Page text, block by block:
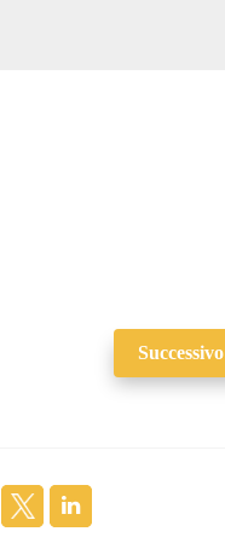
Successivo